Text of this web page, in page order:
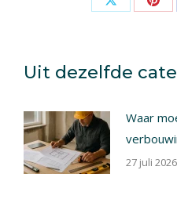
Share
Uit dezelfde
Waar
27 juli 2026